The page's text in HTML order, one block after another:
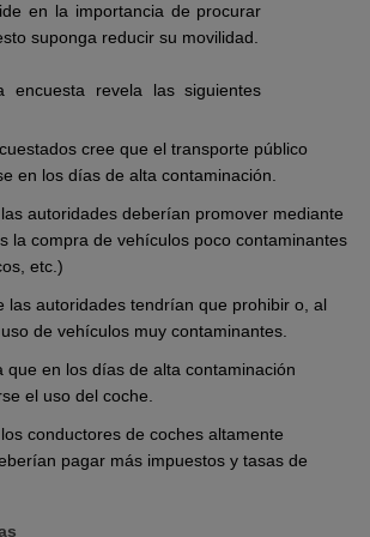
en la importancia de procurar
suponga reducir su movilidad.
encuesta revela las siguientes
cree que el transporte público
en los días de alta contaminación.
autoridades deberían promover mediante
la compra de vehículos poco contaminantes
etc.)
las autoridades tendrían que prohibir o, al
de vehículos muy contaminantes.
que en los días de alta contaminación
el uso del coche.
conductores de coches altamente
pagar más impuestos y tasas de